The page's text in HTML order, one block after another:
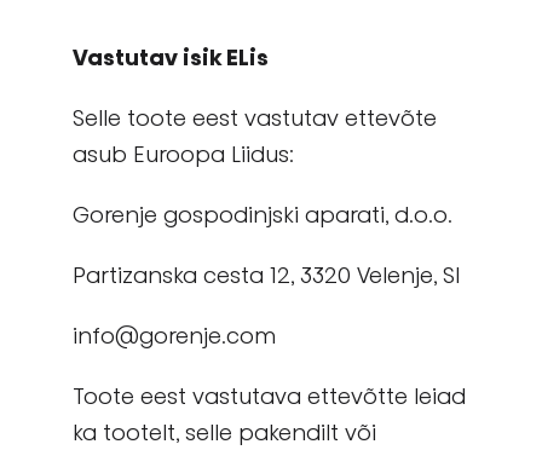
Vastutav isik ELis
Selle toote eest vastutav ettevõte
asub Euroopa Liidus:
Gorenje gospodinjski aparati, d.o.o.
Partizanska cesta 12, 3320 Velenje, Sl
info@gorenje.com
Toote eest vastutava ettevõtte leiad
ka tootelt, selle pakendilt või